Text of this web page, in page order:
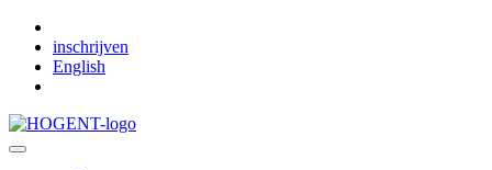
inschrijven
English